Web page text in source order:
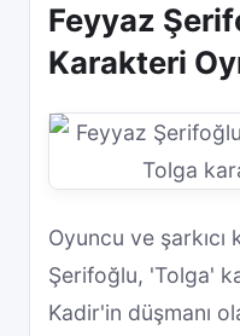
Feyyaz
Karakteri
Oyuncu ve şarkıcı
Şerifoğlu, 'Tolga'
Kadir'in düşmanı